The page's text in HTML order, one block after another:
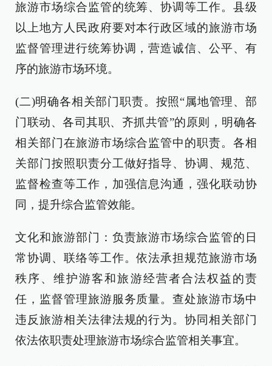
旅游市场综合监管的统筹、协调等工作。县级
以上地方人民政府要对本行政区域的旅游市场
监督管理进行统筹协调，营造诚信、公平、有
序的旅游市场环境。
(二)明确各相关部门职责。按照“属地管理、部
门联动、各司其职、齐抓共管”的原则，明确各
相关部门在旅游市场综合监管中的职责。各相
关部门按照职责分工做好指导、协调、规范、
监督检查等工作，加强信息沟通，强化联动协
同，提升综合监管效能。
文化和旅游部门：负责旅游市场综合监管的日
常协调、联络等工作。依法承担规范旅游市场
秩序、维护游客和旅游经营者合法权益的责
任，监督管理旅游服务质量。查处旅游市场中
违反旅游相关法律法规的行为。协同相关部门
依法依职责处理旅游市场综合监管相关事宜。